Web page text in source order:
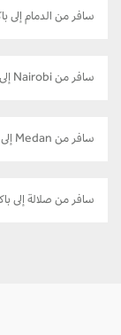
سافر من الدمام إلى باكو
سافر من Nairobi إلى باكو
سافر من Medan إلى باكو
سافر من صلالة إلى باكو